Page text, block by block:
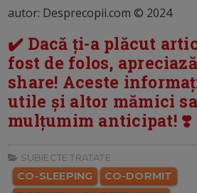
autor: Desprecopii.com © 2024
✔️ Dacă ți-a plăcut
fost de folos,
share! Aceste
utile și altor mămici
mulțumim anticipat! ❣️
SUBIECTE TRATATE:
CO-SLEEPING
CO-DORMIT